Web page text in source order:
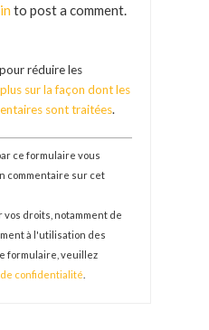
to post a comment.
réduire les
sur la façon dont les
sont traitées.
ce formulaire vous
commentaire sur cet
droits, notamment de
à l'utilisation des
formulaire, veuillez
confidentialité